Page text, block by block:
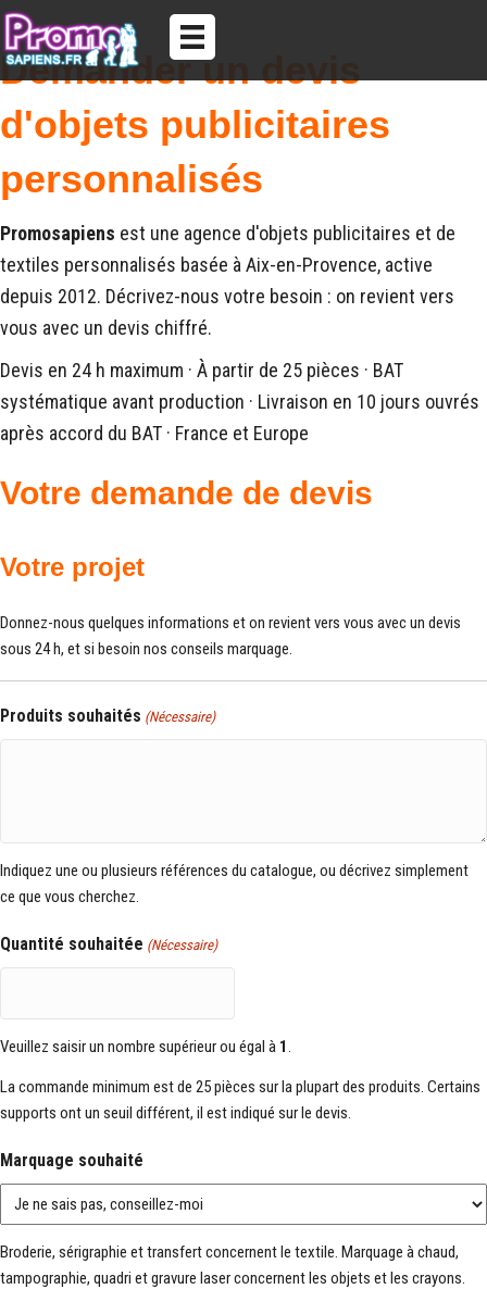
Demander un devis
d'objets publicitaires
personnalisés
Promosapiens est une agence d'objets publicitaires et de
textiles personnalisés basée à Aix-en-Provence, active
depuis 2012. Décrivez-nous votre besoin : on revient vers
vous avec un devis chiffré.
Devis en 24 h maximum · À partir de 25 pièces · BAT
systématique avant production · Livraison en 10 jours ouvrés
après accord du BAT · France et Europe
Votre demande de devis
Votre projet
Donnez-nous quelques informations et on revient vers vous avec un devis
sous 24 h, et si besoin nos conseils marquage.
Produits souhaités (Nécessaire)
Indiquez une ou plusieurs références du catalogue, ou décrivez simplement
ce que vous cherchez.
Quantité souhaitée (Nécessaire)
Veuillez saisir un nombre supérieur ou égal à 1.
La commande minimum est de 25 pièces sur la plupart des produits. Certains
supports ont un seuil différent, il est indiqué sur le devis.
Marquage souhaité
Broderie, sérigraphie et transfert concernent le textile. Marquage à chaud,
tampographie, quadri et gravure laser concernent les objets et les crayons.